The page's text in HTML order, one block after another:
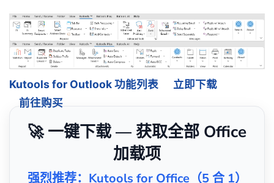
Kutools for Outlook 功能列表
立即下载
前往购买
🚀 一键下载 — 获取全部 Office
加载项
强烈推荐：Kutools for Office（5 合 1）